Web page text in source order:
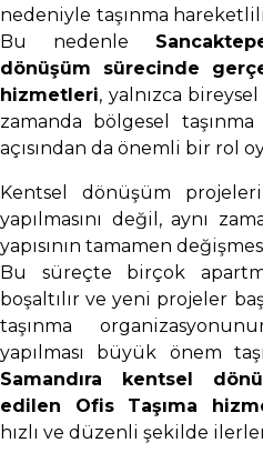
nedeniyle taşınma
Bu nedenle
dönüşüm sürecinde
hizmetleri, yalnızca
zamanda bölgesel
açısından da önemli bir rol
Kentsel dönüşüm
yapılmasını değil, aynı
yapısının tamamen
Bu süreçte birçok
boşaltılır ve yeni projeler
taşınma
yapılması büyük önem
Samandıra kentsel
edilen Ofis Taşıma
hızlı ve düzenli şekilde